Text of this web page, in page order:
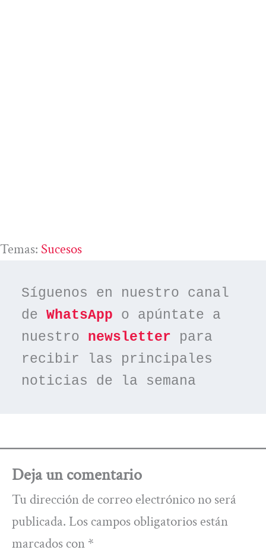
Temas: Sucesos
Síguenos en nuestro canal
de WhatsApp o apúntate a
nuestro newsletter para
recibir las principales
noticias de la semana
Deja un comentario
Tu dirección de correo electrónico no será
publicada. Los campos obligatorios están
marcados con *